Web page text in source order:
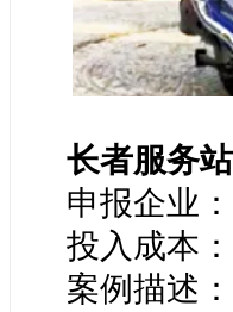
长者服务站
申报企业
投入成本：
案例描述：